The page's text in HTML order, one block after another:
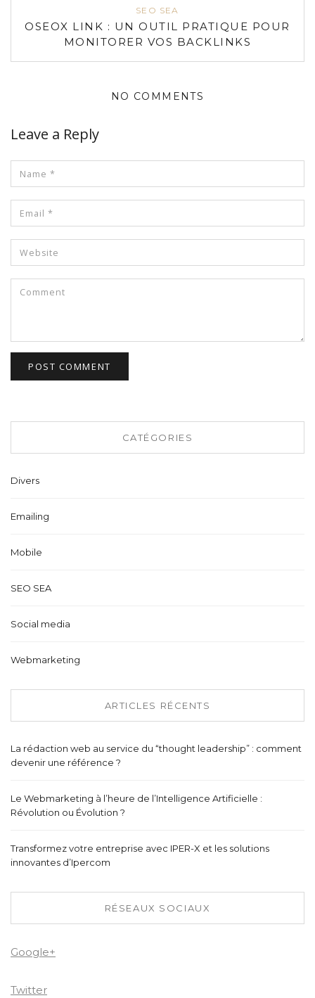
SEO SEA
OSEOX LINK : UN OUTIL PRATIQUE POUR
MONITORER VOS BACKLINKS
NO COMMENTS
Leave a Reply
CATÉGORIES
Divers
Emailing
Mobile
SEO SEA
Social media
Webmarketing
ARTICLES RÉCENTS
La rédaction web au service du “thought leadership” : comment
devenir une référence ?
Le Webmarketing à l’heure de l’Intelligence Artificielle :
Révolution ou Évolution ?
Transformez votre entreprise avec IPER-X et les solutions
innovantes d’Ipercom
RÉSEAUX SOCIAUX
Google+
Twitter